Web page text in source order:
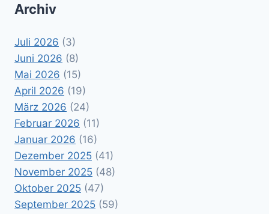
Archiv
Juli 2026 (3)
Juni 2026 (8)
Mai 2026 (15)
April 2026 (19)
März 2026 (24)
Februar 2026 (11)
Januar 2026 (16)
Dezember 2025 (41)
November 2025 (48)
Oktober 2025 (47)
September 2025 (59)